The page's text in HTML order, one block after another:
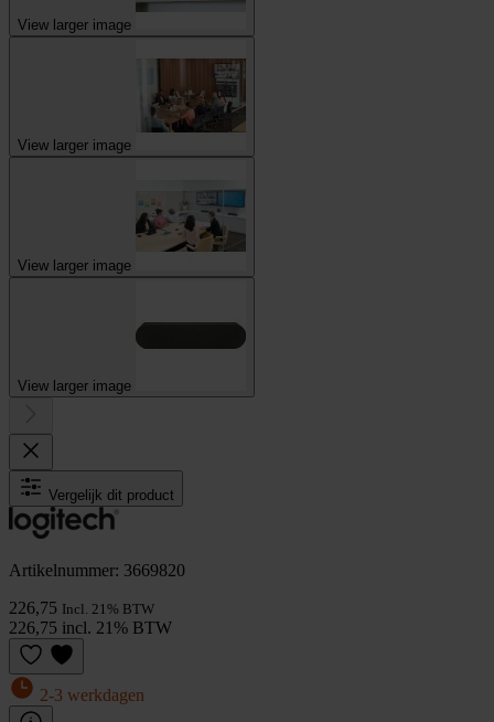
View larger image
View larger image
View larger image
View larger image
Vergelijk dit product
Artikelnummer: 3669820
226,75 Incl. 21% BTW
226,75 incl. 21% BTW
2-3 werkdagen